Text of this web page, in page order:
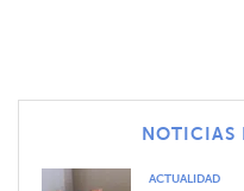
NOTICIAS
ACTUALIDAD